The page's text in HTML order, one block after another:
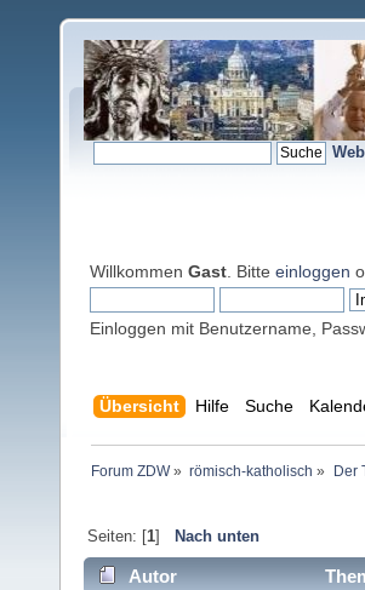
Willkommen Gast . Bitte einloggen
Einloggen mit Benutzername,
Übersicht Hilfe Suche
Forum ZDW» römisch-katholisch » Der
Seiten: [1] Nach unten
Autor